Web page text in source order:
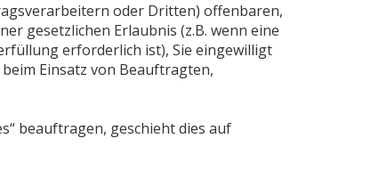
oder Dritten) offenbaren,
gesetzlichen Erlaubnis (z.B. wenn eine
erforderlich ist), Sie eingewilligt
Einsatz von Beauftragten,
beauftragen, geschieht dies auf